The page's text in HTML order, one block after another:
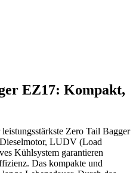
EZ17: Kompakt,
Zero Tail Bagger
LUDV (Load
Kühlsystem garantieren
Das kompakte und